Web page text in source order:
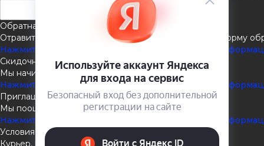
Обратная связь
Отравить нам сообщение или задать вопрос через форму
Нажмите здесь для получения дополнительной
Скидочная система
Мы начисляем кэшбэк с покупок
Нажмите здесь для получения дополнительной
Приглашаем к партнёрству
Мы поощеряем наших партнёров
Нажмите здесь для получения дополнительной
Условия доставки
Курьер, пункты выдачи, Почта России